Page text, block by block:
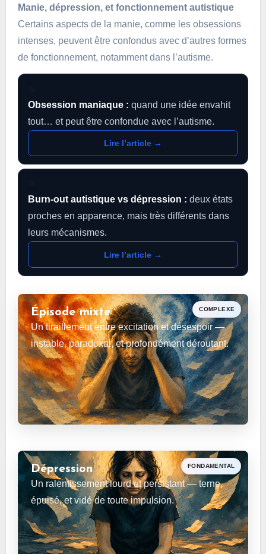
Manie, dépression, et fonctionnement autistique
Certains aspects de la manie, comme les obsessions
intenses, peuvent être confondus avec d’autres formes
de fonctionnement, notamment dans l’autisme.
Obsession maniaque : quand une idée envahit
tout… et peut être confondue avec l’autisme.
Lire l’article →
Burn-out autistique vs dépression : deux états
proches en apparence, mais très différents dans
leurs mécanismes.
Lire l’article →
COMPLEXE
Épisode mixte
Un tiraillement entre excitation et désespoir —
instable, paradoxal, et profondément déroutant.
FONDAMENTAL
Dépression
Un ralentissement lourd et persistant — terne,
épuisé, et vidé de toute impulsion.